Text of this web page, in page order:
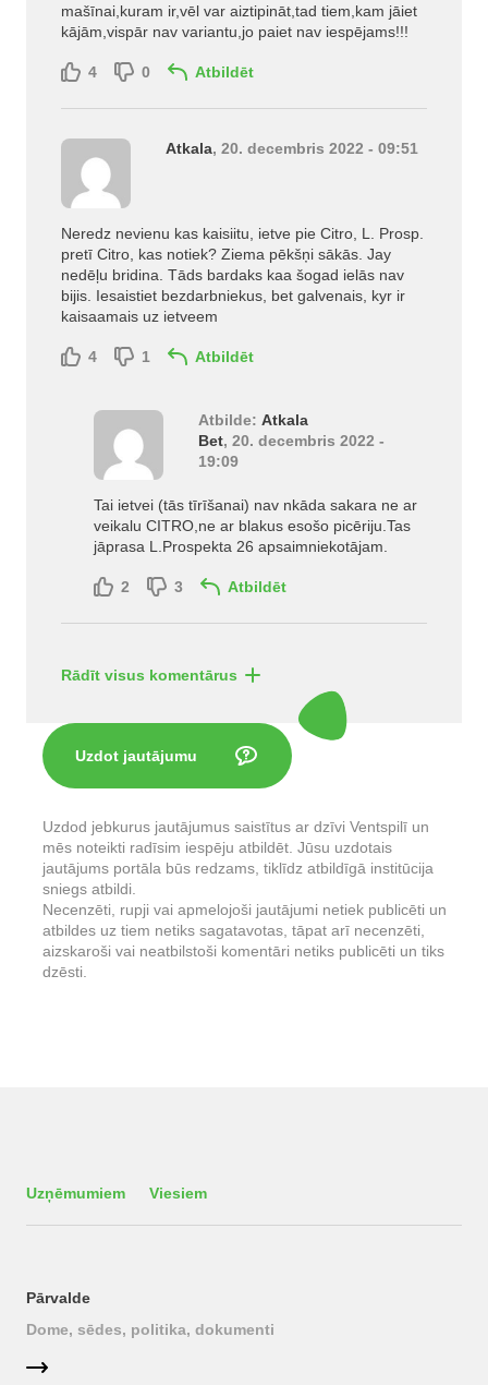
mašīnai,kuram ir,vēl var aiztipināt,tad tiem,kam jāiet
kājām,vispār nav variantu,jo paiet nav iespējams!!!
4 0 Atbildēt
Atkala, 20. decembris 2022 - 09:51
Neredz nevienu kas kaisiitu, ietve pie Citro, L. Prosp.
pretī Citro, kas notiek? Ziema pēkšņi sākās. Jay
nedēļu bridina. Tāds bardaks kaa šogad ielās nav
bijis. Iesaistiet bezdarbniekus, bet galvenais, kyr ir
kaisaamais uz ietveem
4 1 Atbildēt
Atbilde: Atkala
Bet, 20. decembris 2022 -
19:09
Tai ietvei (tās tīrīšanai) nav nkāda sakara ne ar
veikalu CITRO,ne ar blakus esošo picēriju.Tas
jāprasa L.Prospekta 26 apsaimniekotājam.
2 3 Atbildēt
Rādīt visus komentārus
Uzdot jautājumu
Uzdod jebkurus jautājumus saistītus ar dzīvi Ventspilī un
mēs noteikti radīsim iespēju atbildēt. Jūsu uzdotais
jautājums portāla būs redzams, tiklīdz atbildīgā institūcija
sniegs atbildi.
Necenzēti, rupji vai apmelojoši jautājumi netiek publicēti un
atbildes uz tiem netiks sagatavotas, tāpat arī necenzēti,
aizskaroši vai neatbilstoši komentāri netiks publicēti un tiks
dzēsti.
Uzņēmumiem Viesiem
Pārvalde
Dome, sēdes, politika, dokumenti